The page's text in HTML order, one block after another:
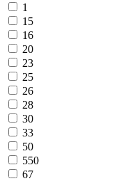
1
15
16
20
23
25
26
28
30
33
50
550
67